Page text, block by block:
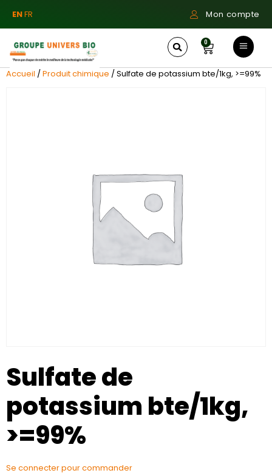
ENFR Mon compte
0
Accueil /Produit chimique / Sulfate de potassium bte/1kg, >=99%
Sulfate de
potassium bte/1kg,
>=99%
Se connecter pour commander